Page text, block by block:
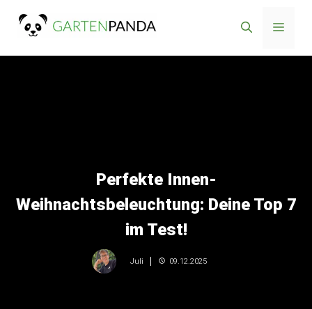
Inhalt
Menü
Perfekte Innen-
Weihnachtsbeleuchtung: Deine Top 7
im Test!
Juli 09.12.2025